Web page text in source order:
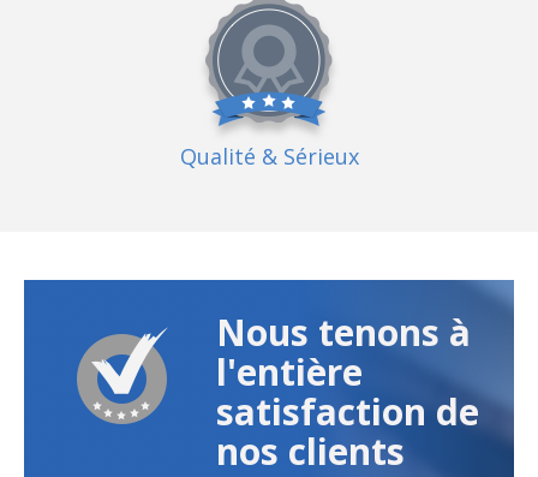
Qualité & Sérieux
Nous tenons à
l'entière
satisfaction de
nos clients